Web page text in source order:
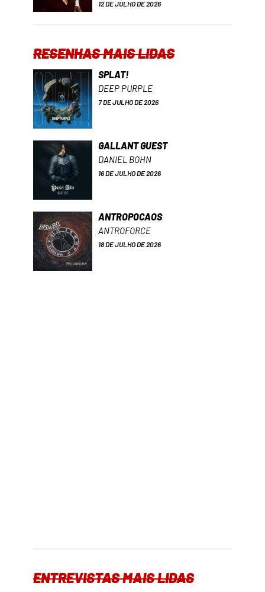
12 DE JULHO DE 2026
RESENHAS MAIS LIDAS
SPLAT!
DEEP PURPLE
7 DE JULHO DE 2026
GALLANT GUEST
DANIEL BOHN
16 DE JULHO DE 2026
ANTROPOCAOS
ANTROFORCE
18 DE JULHO DE 2026
ENTREVISTAS MAIS LIDAS